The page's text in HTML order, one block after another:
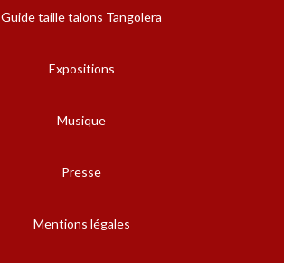
Guide taille talons Tangolera
Expositions
Musique
Presse
Mentions légales